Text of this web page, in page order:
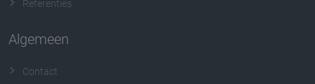
Referenties
Algemeen
Contact